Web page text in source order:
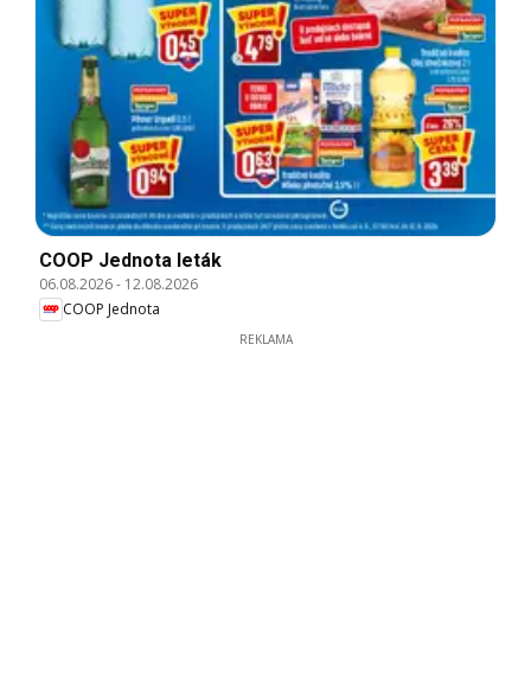
COOP Jednota leták
06.08.2026- 12.08.2026
COOP Jednota
REKLAMA